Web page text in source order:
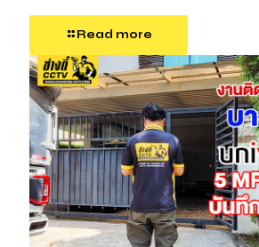
Read more